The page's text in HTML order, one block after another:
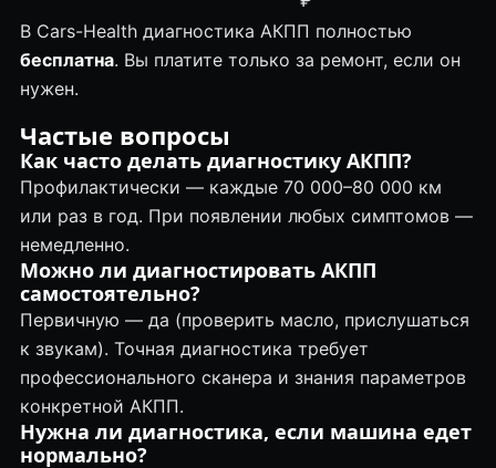
В Cars-Health диагностика АКПП полностью
бесплатна. Вы платите только за ремонт, если он
нужен.
Частые вопросы
Как часто делать диагностику АКПП?
Профилактически — каждые 70 000–80 000 км
или раз в год. При появлении любых симптомов —
немедленно.
Можно ли диагностировать АКПП
самостоятельно?
Первичную — да (проверить масло, прислушаться
к звукам). Точная диагностика требует
профессионального сканера и знания параметров
конкретной АКПП.
Нужна ли диагностика, если машина едет
нормально?